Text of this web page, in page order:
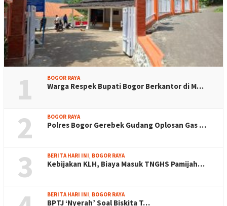
1 BOGOR RAYA
Warga Respek Bupati Bogor Berkantor di M…
2 BOGOR RAYA
Polres Bogor Gerebek Gudang Oplosan Gas …
3 BERITA HARI INI, BOGOR RAYA
Kebijakan KLH, Biaya Masuk TNGHS Pamijah…
BERITA HARI INI, BOGOR RAYA
BPTJ ‘Nyerah’ Soal Biskita T…